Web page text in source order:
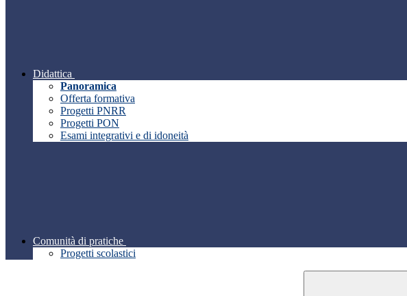
Didattica
Panoramica
Offerta formativa
Progetti PNRR
Progetti PON
Esami integrativi e di idoneità
Comunità di pratiche
Progetti scolastici